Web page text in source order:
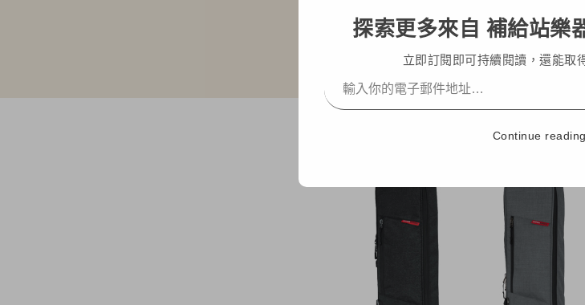
探索更多來自 補給站樂
立即訂閱即可持續閱讀，還能取
Continue reading